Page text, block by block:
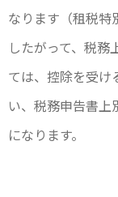
なります（租税特
したがって、税
ては、控除を受け
い、税務申告書
になります。